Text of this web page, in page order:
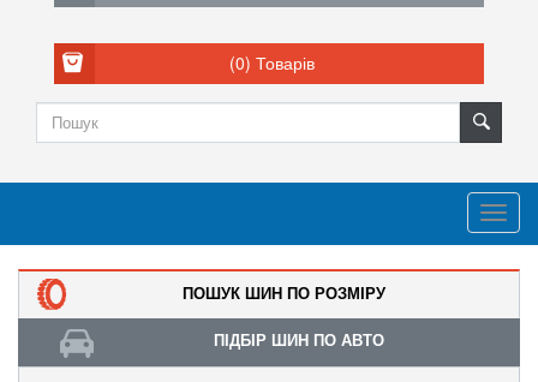
(0) Товарів
ПОШУК ШИН ПО РОЗМІРУ
ПІДБІР ШИН ПО АВТО